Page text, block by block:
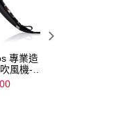
將視審查
使用之情
專業造
風機-經
- Black